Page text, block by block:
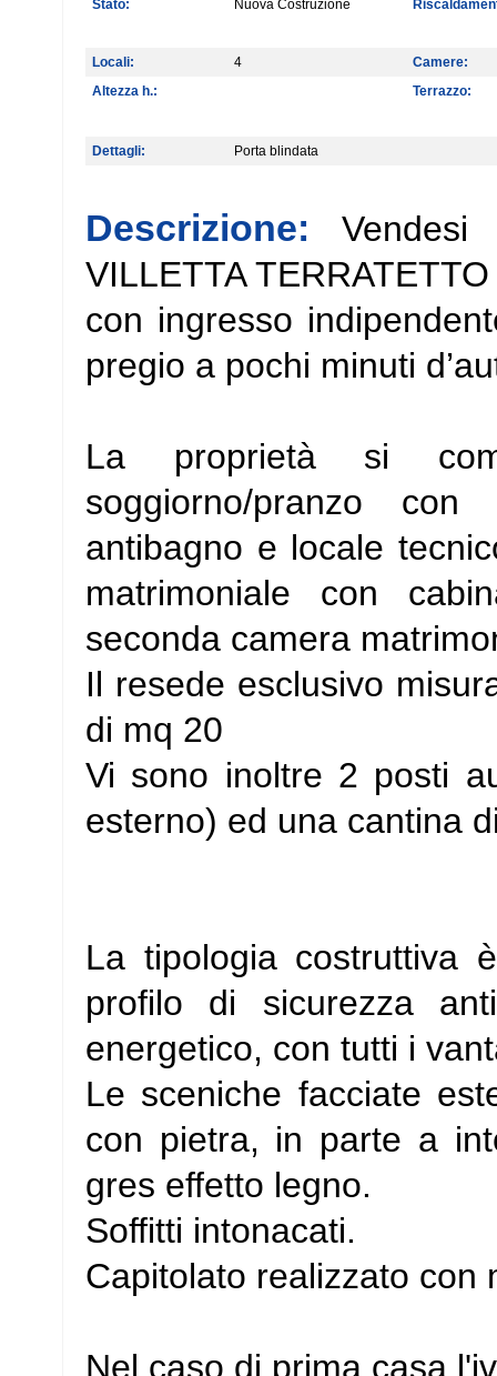
Stato:
Nuova Costruzione
Locali: 4
Camere:
Altezza h.:
Terrazzo:
Dettagli: Porta blindata
Descrizione:
VILLETTA
con ingresso
pregio a pochi minuti
La proprietà si
soggiorno/pranzo
antibagno e locale
matrimoniale con
seconda camera
Il resede esclusivo
di mq 20
Vi sono inoltre 2 posti
esterno) ed una cantina
La tipologia costruttiva
profilo di sicurezza
energetico, con tutti i
Le sceniche facciate
con pietra, in parte a
gres effetto legno.
Soffitti intonacati.
Capitolato realizzato con
Nel caso di prima casa